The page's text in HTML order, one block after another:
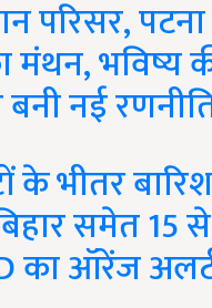
परिसर,
मंथन, भविष्य
नई
के भीतर
समेत 15
का ऑरेंज